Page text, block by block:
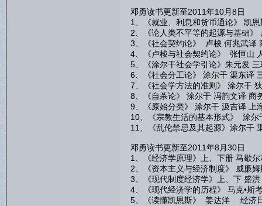
邓勇读书更新至2011年10月8日
1、《就业、利息和货币通论》 凯
2、《论人类不平等的起源与基础
3、《社会契约论》 卢梭 何兆武译
4、《卢梭与社会契约论》 张恒山
5、《涂尔干社会学引论》朱元发 三
6、《社会分工论》 涂尔干 渠东译
7、《社会学方法的准则》 涂尔干
8、《自杀论》 涂尔干 冯韵文译 商
9、《原始分类》 涂尔干 汲吉译 上
10、《宗教生活的基本形式》 涂
11、《乱伦禁忌及其起源》涂尔干
邓勇读书更新至2011年8月30日
1、《经济学原理》上、下册 马歇
2、《资本主义与经济制度》 威廉
3、《现代制度经济学》上、下 盛
4、《现代经济学的历程》 马克•斯
5、《读懂凯恩斯》 姜达洋 经济